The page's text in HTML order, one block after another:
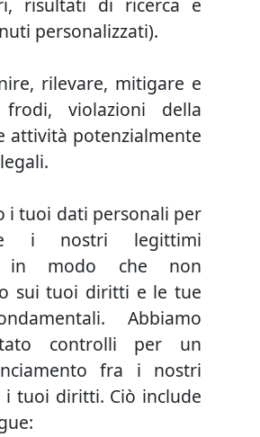
personalizzati).
rilevare, mitigare e
frodi, violazioni della
attività potenzialmente
i tuoi dati personali per
i nostri legittimi
in modo che non
sui tuoi diritti e le tue
Abbiamo
controlli per un
fra i nostri
i tuoi diritti. Ciò include